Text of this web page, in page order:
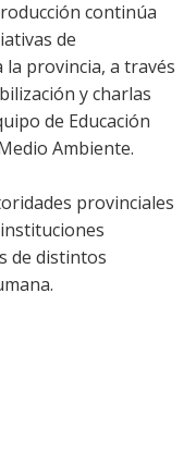
continúa
de
provincia, a través
y charlas
de Educación
Ambiente.
provinciales
de distintos